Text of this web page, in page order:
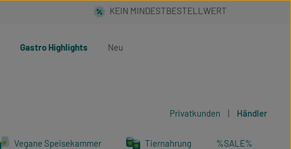
Gastro Highlights Neu
Privatkunden | Händler
Vegane Speisekammer Tiernahrung %SALE%